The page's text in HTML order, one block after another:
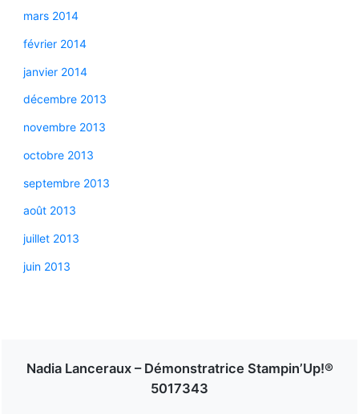
mars 2014
février 2014
janvier 2014
décembre 2013
novembre 2013
octobre 2013
septembre 2013
août 2013
juillet 2013
juin 2013
Nadia Lanceraux – Démonstratrice Stampin’Up!®
5017343